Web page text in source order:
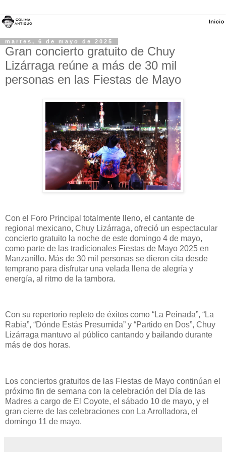
martes, 6 de mayo de 2025
Gran concierto gratuito de Chuy
Lizárraga reúne a más de 30 mil
personas en las Fiestas de Mayo
Con el Foro Principal totalmente lleno, el cantante de
regional mexicano, Chuy Lizárraga, ofreció un espectacular
concierto gratuito la noche de este domingo 4 de mayo,
como parte de las tradicionales Fiestas de Mayo 2025 en
Manzanillo. Más de 30 mil personas se dieron cita desde
temprano para disfrutar una velada llena de alegría y
energía, al ritmo de la tambora.
Con su repertorio repleto de éxitos como “La Peinada”, “La
Rabia”, “Dónde Estás Presumida” y “Partido en Dos”, Chuy
Lizárraga mantuvo al público cantando y bailando durante
más de dos horas.
Los conciertos gratuitos de las Fiestas de Mayo continúan el
próximo fin de semana con la celebración del Día de las
Madres a cargo de El Coyote, el sábado 10 de mayo, y el
gran cierre de las celebraciones con La Arrolladora, el
domingo 11 de mayo.